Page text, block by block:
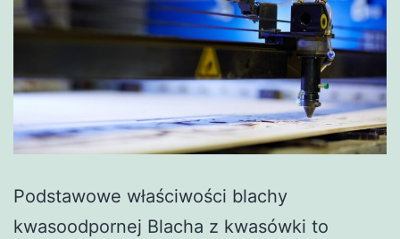
Podstawowe właściwości blachy
kwasoodpornej Blacha z kwasówki to